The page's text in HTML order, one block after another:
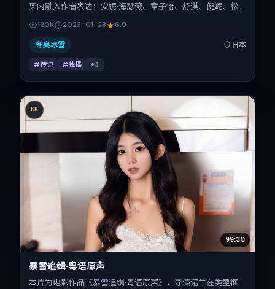
架内融入作者表达；安妮·海瑟薇、章子怡、舒淇、倪妮、松
拍摄地与出品背景为日本。上映时间 2023年1月23日（公映登
记日 2023-01-23），全片148分钟，节奏张弛有度。
120K 2023-01-23 6.9
冬奥冰雪 日本
#传记 #独播 +3
KR
99:30
暴雪追缉·粤语原声
本片为电影作品《暴雪追缉·粤语原声》，导演诺兰在类型框